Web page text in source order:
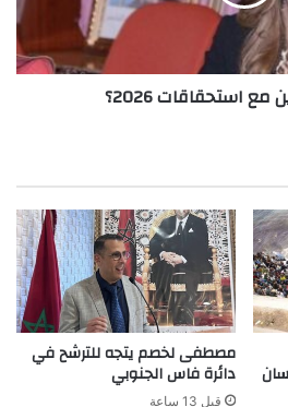
استحقاقات 2026؟
مصطفى لخصم يتجه للترشح في
دائرة فاس الجنوبي
قبل 13 ساعة